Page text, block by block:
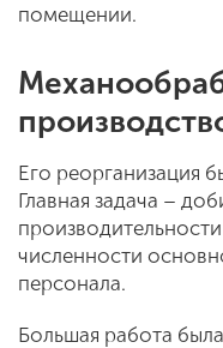
помещении.
Его реорганизация
Главная задача –
численности
персонала.
Большая работа